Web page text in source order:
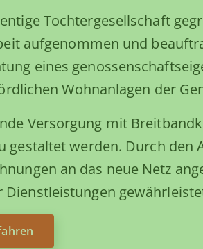
Tochtergesellschaft
aufgenommen und
eines
Wohnanlagen der
Versorgung mit
gestaltet werden. Durch den
an das neue Netz